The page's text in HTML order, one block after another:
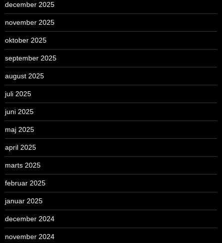
december 2025
november 2025
oktober 2025
september 2025
august 2025
juli 2025
juni 2025
maj 2025
april 2025
marts 2025
februar 2025
januar 2025
december 2024
november 2024